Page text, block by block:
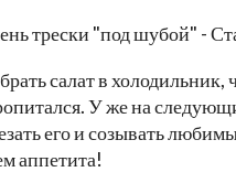
салат в холодильник,
У же на
его и созывать
аппетита!